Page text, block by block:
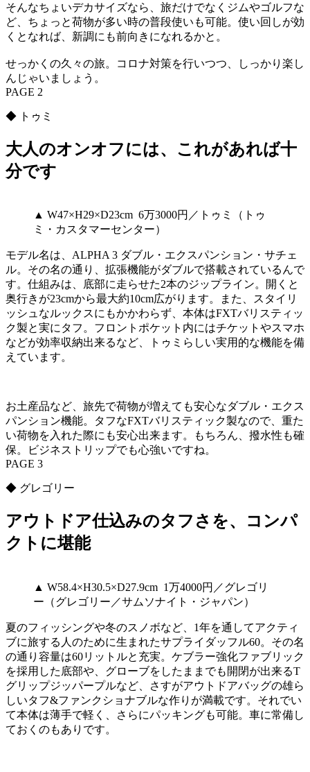
そんなちょいデカサイズなら、旅だけでなくジムやゴルフな
ど、ちょっと荷物が多い時の普段使いも可能。使い回しが効
くとなれば、新調にも前向きになれるかと。
せっかくの久々の旅。コロナ対策を行いつつ、しっかり楽し
んじゃいましょう。
PAGE 2
◆ トゥミ
大人のオンオフには、これがあれば十
分です
▲ W47×H29×D23cm 6万3000円／トゥミ（トゥ
ミ・カスタマーセンター）
モデル名は、ALPHA 3 ダブル・エクスパンション・サチェ
ル。その名の通り、拡張機能がダブルで搭載されているんで
す。仕組みは、底部に走らせた2本のジップライン。開くと
奥行きが23cmから最大約10cm広がります。また、スタイリ
ッシュなルックスにもかかわらず、本体はFXTバリスティッ
ク製と実にタフ。フロントポケット内にはチケットやスマホ
などが効率収納出来るなど、トゥミらしい実用的な機能を備
えています。
お土産品など、旅先で荷物が増えても安心なダブル・エクス
パンション機能。タフなFXTバリスティック製なので、重た
い荷物を入れた際にも安心出来ます。もちろん、撥水性も確
保。ビジネストリップでも心強いですね。
PAGE 3
◆ グレゴリー
アウトドア仕込みのタフさを、コンパ
クトに堪能
▲ W58.4×H30.5×D27.9cm 1万4000円／グレゴリ
ー（グレゴリー／サムソナイト・ジャパン）
夏のフィッシングや冬のスノボなど、1年を通してアクティ
ブに旅する人のために生まれたサプライダッフル60。その名
の通り容量は60リットルと充実。ケブラー強化ファブリック
を採用した底部や、グローブをしたままでも開閉が出来るT
グリップジッパープルなど、さすがアウトドアバッグの雄ら
しいタフ&ファンクショナブルな作りが満載です。それでい
て本体は薄手で軽く、さらにパッキングも可能。車に常備し
ておくのもありです。